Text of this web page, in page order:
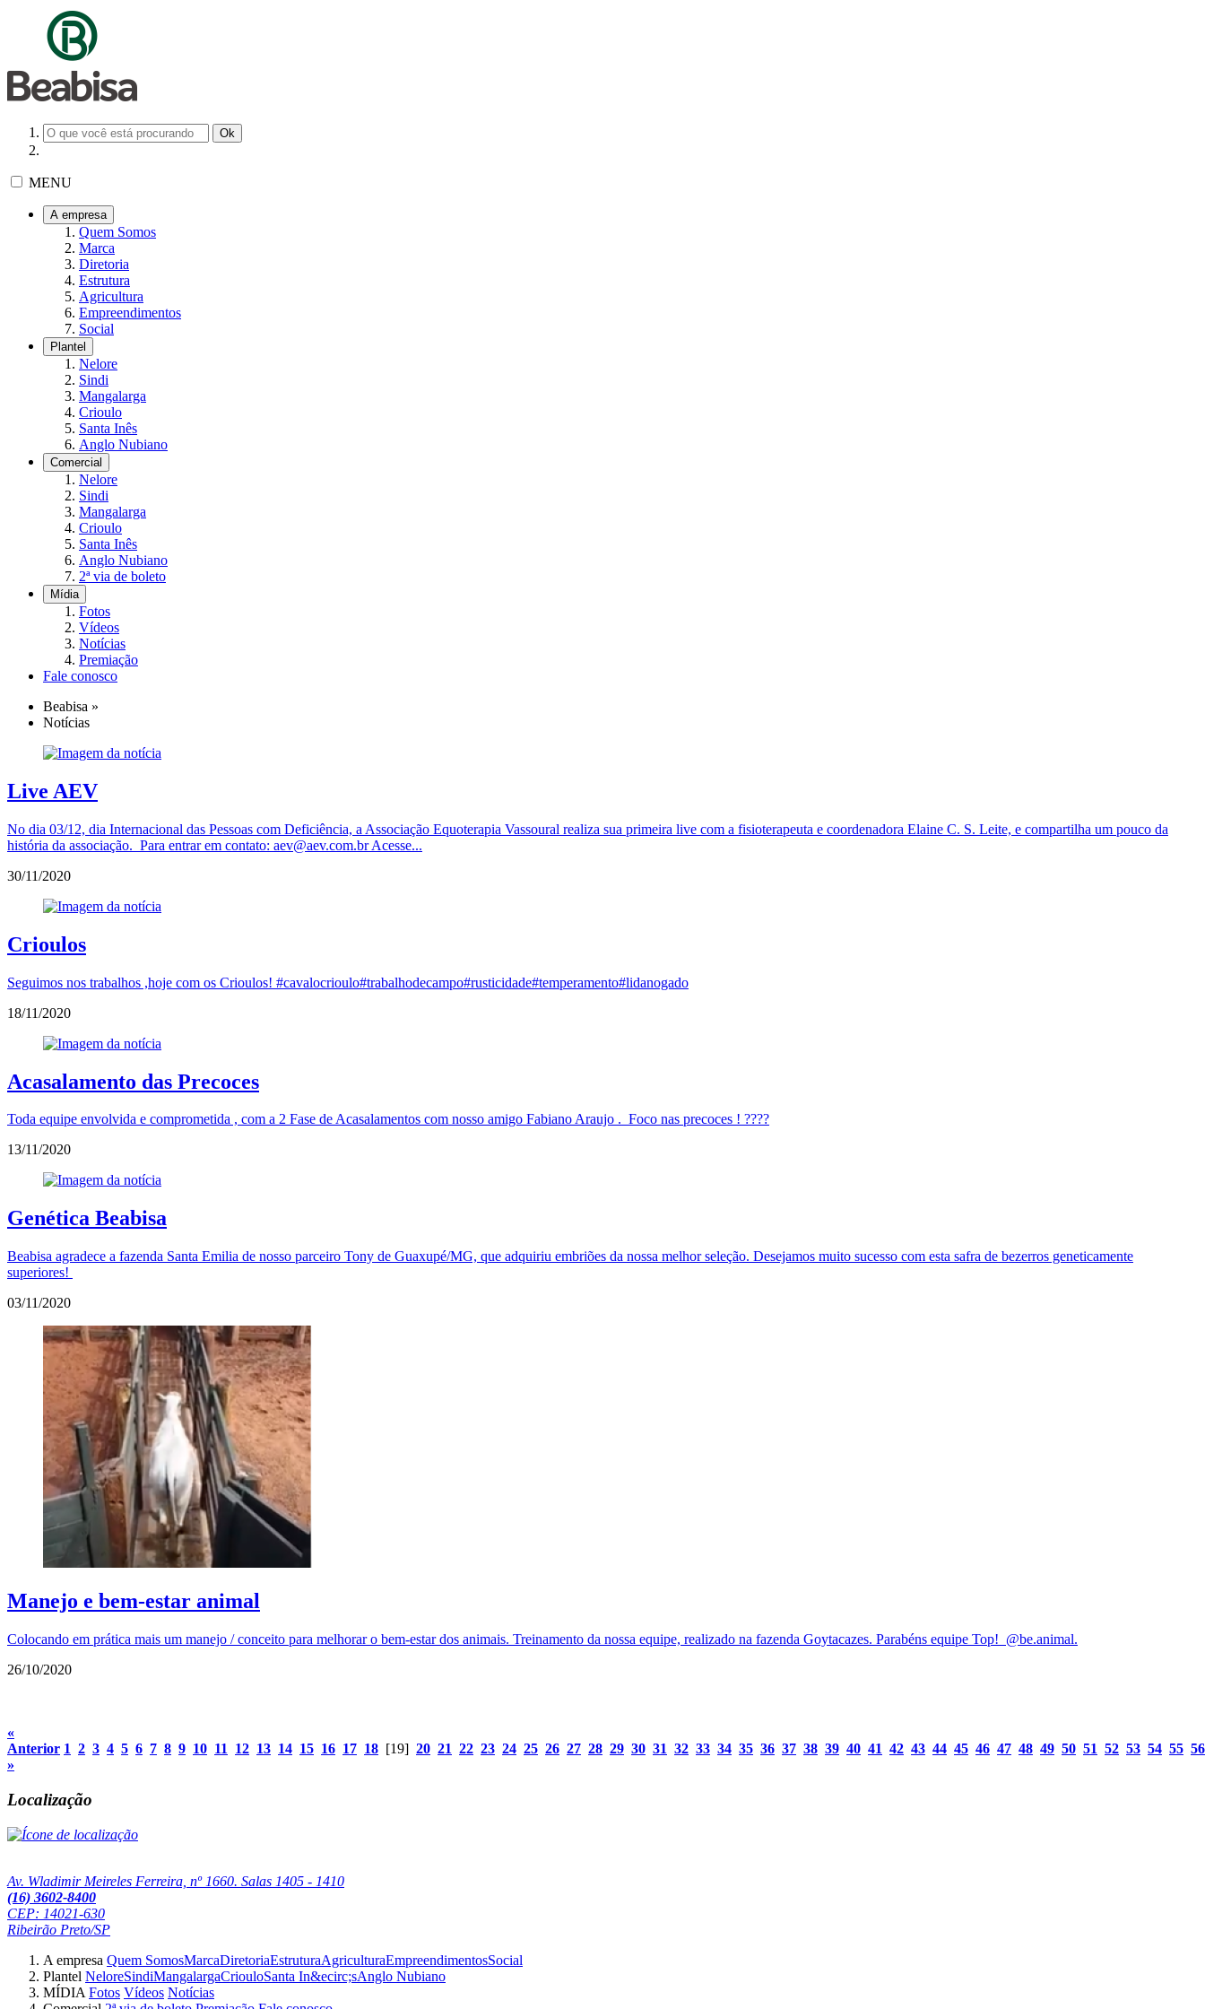
MENU
A empresa
Quem Somos
Marca
Diretoria
Estrutura
Agricultura
Empreendimentos
Social
Plantel
Nelore
Sindi
Mangalarga
Crioulo
Santa Inês
Anglo Nubiano
Comercial
Nelore
Sindi
Mangalarga
Crioulo
Santa Inês
Anglo Nubiano
2ª via de boleto
Mídia
Fotos
Vídeos
Notícias
Premiação
Fale conosco
Beabisa »
Notícias
Live AEV
No dia 03/12, dia Internacional das Pessoas com Deficiência, a Associação Equoterapia Vassoural realiza sua primeira live com a fisioterapeuta e coordenadora Elaine C. S. Leite, e compartilha um pouco da
história da associação. Para entrar em contato: aev@aev.com.br Acesse...
30/11/2020
Crioulos
Seguimos nos trabalhos ,hoje com os Crioulos! #cavalocrioulo#trabalhodecampo#rusticidade#temperamento#lidanogado
18/11/2020
Acasalamento das Precoces
Toda equipe envolvida e comprometida , com a 2 Fase de Acasalamentos com nosso amigo Fabiano Araujo . Foco nas precoces ! ????
13/11/2020
Genética Beabisa
Beabisa agradece a fazenda Santa Emilia de nosso parceiro Tony de Guaxupé/MG, que adquiriu embriões da nossa melhor seleção. Desejamos muito sucesso com esta safra de bezerros geneticamente
superiores!
03/11/2020
Manejo e bem-estar animal
Colocando em prática mais um manejo / conceito para melhorar o bem-estar dos animais. Treinamento da nossa equipe, realizado na fazenda Goytacazes. Parabéns equipe Top! @be.animal.
26/10/2020
«
Anterior 1 2 3 4 5 6 7 8 9 10 11 12 13 14 15 16 17 18 [19] 20 21 22 23 24 25 26 27 28 29 30 31 32 33 34 35 36 37 38 39 40 41 42 43 44 45 46 47 48 49 50 51 52 53 54 55 56
»
Localização
Av. Wladimir Meireles Ferreira, nº 1660. Salas 1405 - 1410
(16) 3602-8400
CEP: 14021-630
Ribeirão Preto/SP
A empresa Quem SomosMarcaDiretoriaEstruturaAgriculturaEmpreendimentosSocial
Plantel NeloreSindiMangalargaCriouloSanta In&ecirc;sAnglo Nubiano
MÍDIA Fotos Vídeos Notícias